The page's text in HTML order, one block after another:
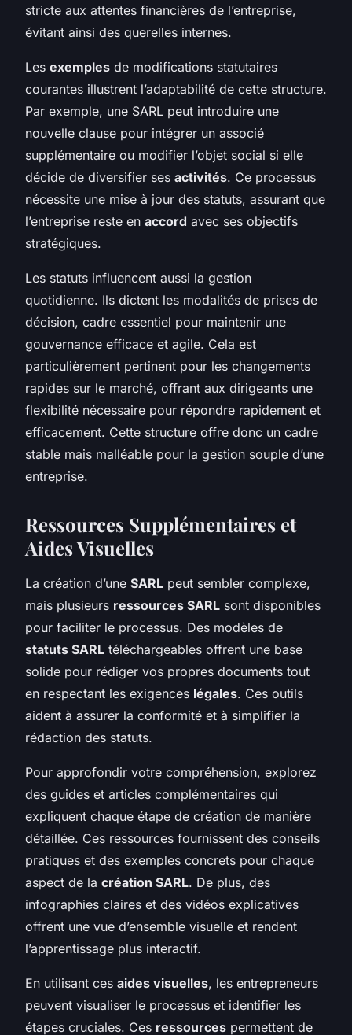
stricte aux attentes financières de l’entreprise,
évitant ainsi des querelles internes.
Les exemples de modifications statutaires
courantes illustrent l’adaptabilité de cette structure.
Par exemple, une SARL peut introduire une
nouvelle clause pour intégrer un associé
supplémentaire ou modifier l’objet social si elle
décide de diversifier ses activités. Ce processus
nécessite une mise à jour des statuts, assurant que
l’entreprise reste en accord avec ses objectifs
stratégiques.
Les statuts influencent aussi la gestion
quotidienne. Ils dictent les modalités de prises de
décision, cadre essentiel pour maintenir une
gouvernance efficace et agile. Cela est
particulièrement pertinent pour les changements
rapides sur le marché, offrant aux dirigeants une
flexibilité nécessaire pour répondre rapidement et
efficacement. Cette structure offre donc un cadre
stable mais malléable pour la gestion souple d’une
entreprise.
Ressources Supplémentaires et
Aides Visuelles
La création d’une SARL peut sembler complexe,
mais plusieurs ressources SARL sont disponibles
pour faciliter le processus. Des modèles de
statuts SARL téléchargeables offrent une base
solide pour rédiger vos propres documents tout
en respectant les exigences légales. Ces outils
aident à assurer la conformité et à simplifier la
rédaction des statuts.
Pour approfondir votre compréhension, explorez
des guides et articles complémentaires qui
expliquent chaque étape de création de manière
détaillée. Ces ressources fournissent des conseils
pratiques et des exemples concrets pour chaque
aspect de la création SARL. De plus, des
infographies claires et des vidéos explicatives
offrent une vue d’ensemble visuelle et rendent
l’apprentissage plus interactif.
En utilisant ces aides visuelles, les entrepreneurs
peuvent visualiser le processus et identifier les
étapes cruciales. Ces ressources permettent de